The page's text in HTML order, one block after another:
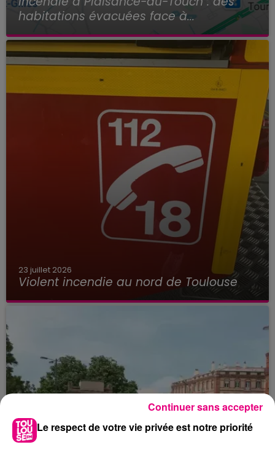
habitations évacuées face à...
23 juillet 2026
Violent incendie au nord de Toulouse
Le respect de votre vie privée est notre priorité
Continuer sans accepter